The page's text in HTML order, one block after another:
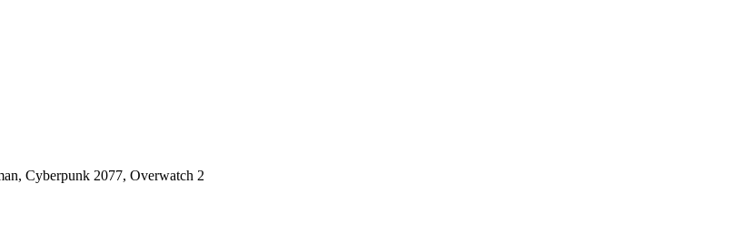
Cyberpunk 2077, Overwatch 2